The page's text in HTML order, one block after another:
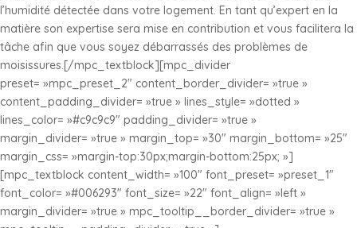
l’humidité détectée dans votre logement. En tant qu’expert en la
matière son expertise sera mise en contribution et vous facilitera la
tâche afin que vous soyez débarrassés des problèmes de
moisissures.[/mpc_textblock][mpc_divider
preset= »mpc_preset_2″ content_border_divider= »true »
content_padding_divider= »true » lines_style= »dotted »
lines_color= »#c9c9c9″ padding_divider= »true »
margin_divider= »true » margin_top= »30″ margin_bottom= »25″
margin_css= »margin-top:30px;margin-bottom:25px; »]
[mpc_textblock content_width= »100″ font_preset= »preset_1″
font_color= »#006293″ font_size= »22″ font_align= »left »
margin_divider= »true » mpc_tooltip__border_divider= »true »